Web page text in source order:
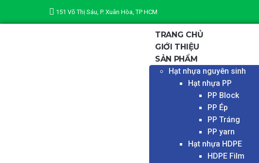
151 Võ Thị Sáu, P. Xuân Hòa, TP HCM
TRANG CHỦ
GIỚI THIỆU
SẢN PHẨM
Hạt nhựa nguyên sinh
Hạt nhựa PP
PP Block
PP Ép
PP Tráng
PP yarn
Hạt nhựa HDPE
HDPE Film